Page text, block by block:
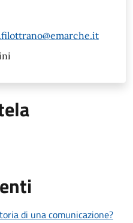
di una comunicazione?